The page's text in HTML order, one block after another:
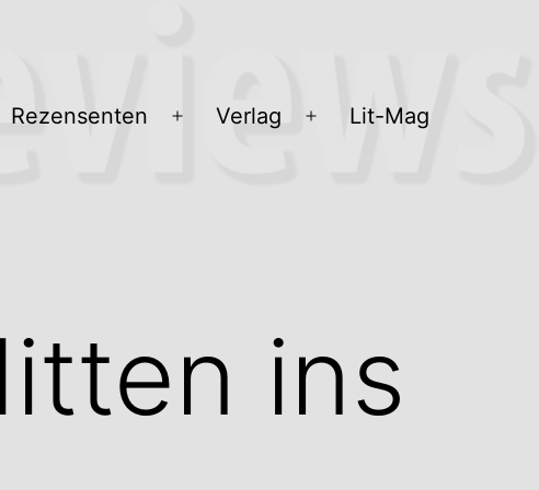
Rezensenten
Menü
Verlag
Menü
Lit-Mag
ins